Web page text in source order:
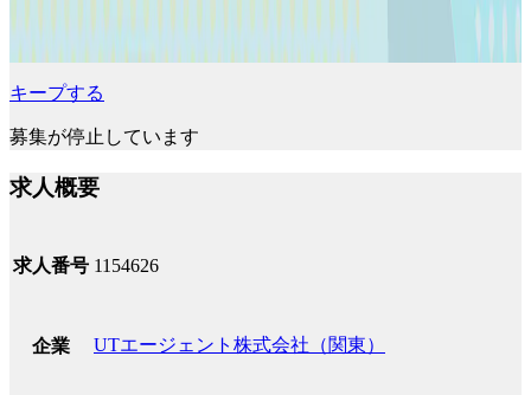
キープする
募集が停止しています
求人概要
求人番号 1154626
企業 UTエージェント株式会社（関東）